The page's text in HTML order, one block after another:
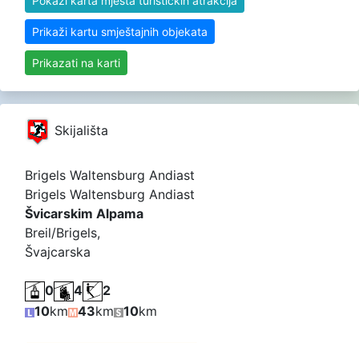
Prikaži kartu smještajnih objekata
Prikazati na karti
Skijališta
Brigels Waltensburg Andiast
Brigels Waltensburg Andiast
Švicarskim Alpama
Breil/Brigels,
Švajcarska
0 4
2
10km 43km 10km